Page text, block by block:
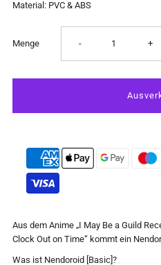
Material: PVC & ABS
Menge Verringere
die
Be
-
die
Be
+
Aus dem Anime „I May Be a Guild
Clock Out on Time“ kommt ein
Was ist Nendoroid [Basic]?